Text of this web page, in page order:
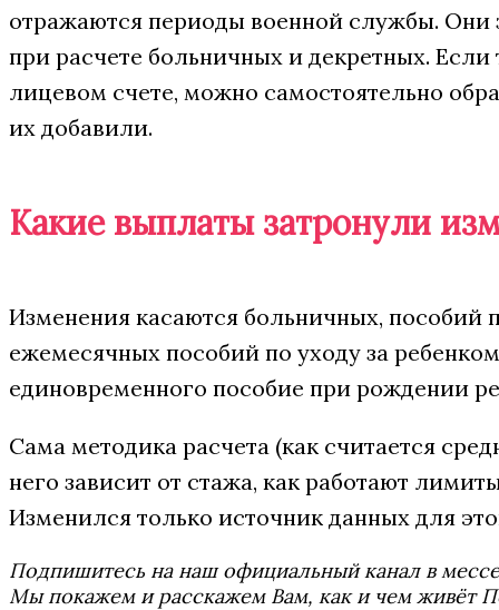
отражаются периоды военной службы. Они
при расчете больничных и декретных.
лицевом счете, можно самостоятельно
их добавили.
Какие выплаты затронули
Изменения касаются больничных, пособий
ежемесячных пособий по уходу за ребенком
единовременного пособие при рождении
Сама методика расчета (как считается
него зависит от стажа, как работают
Изменился только источник данных для
Подпишитесь на наш официальный канал в
Мы покажем и расскажем Вам, как и чем живёт